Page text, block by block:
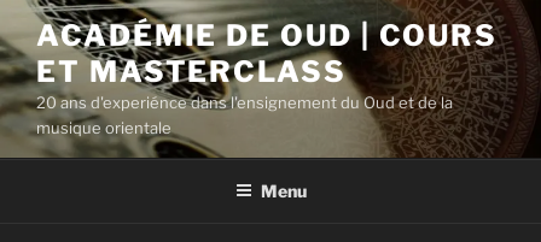
Aller
au
contenu
principal
ACADÉMIE DE OUD | COURS
ET MASTERCLASS
20 ans d'experiénce dans l'ensignement du Oud et de la
musique orientale
Menu